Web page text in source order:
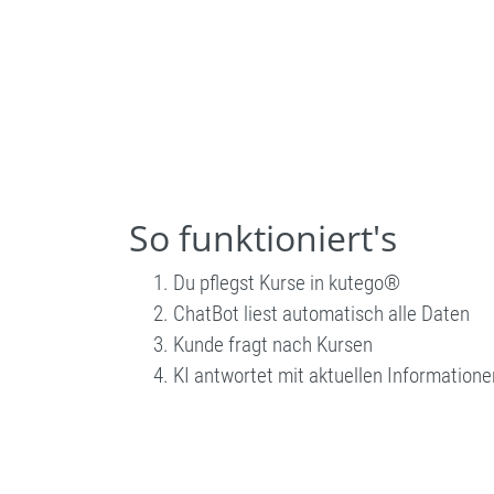
So funktioniert's
Du pflegst Kurse in kutego®
ChatBot liest automatisch alle Daten
Kunde fragt nach Kursen
KI antwortet mit aktuellen